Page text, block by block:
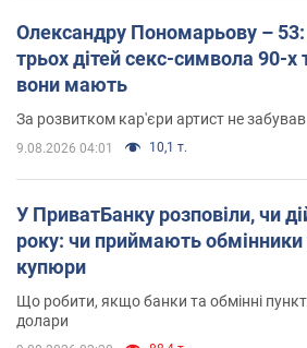
Олександру Пономарьову –
трьох дітей секс-символа 90-х
вони мають
За розвитком кар'єри артист не
9.08.2026 04:01 10,1 т.
У ПриватБанку розповіли, чи
року: чи приймають обмінники
купюри
Що робити, якщо банки та обмінні
долари